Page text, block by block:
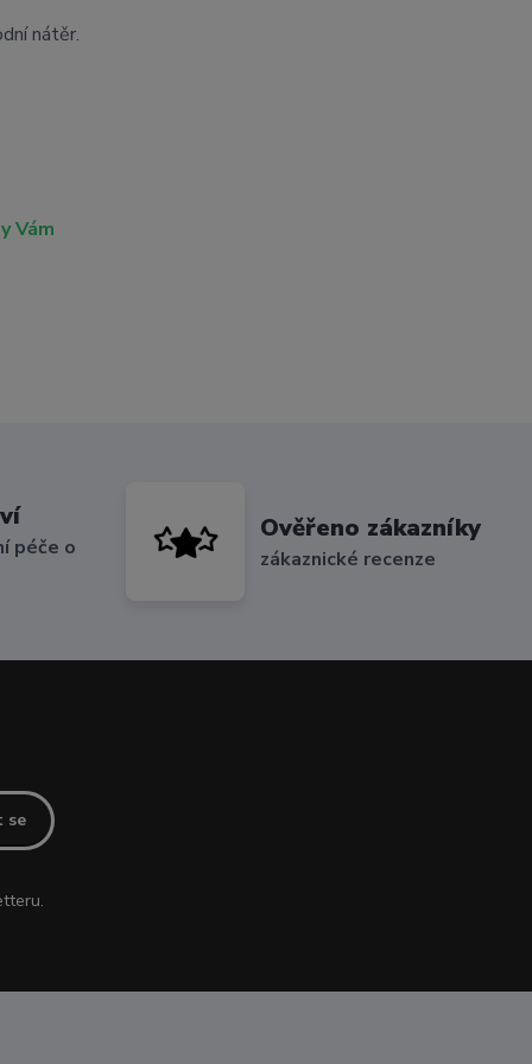
nátěr.
Vám
péče o
Ověřeno zákazníky
zákaznické recenze
se